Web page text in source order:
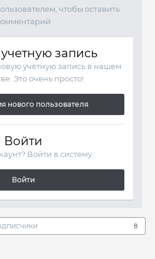
чтобы оставить
запись
учётную запись в нашем
Это очень просто!
нового пользователя
Войти
Войти в систему.
Войти
8